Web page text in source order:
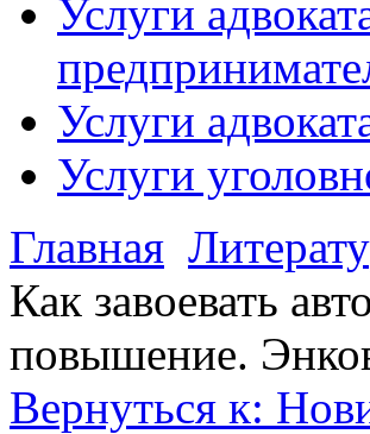
Услуги
Услуги
Услуги
Главная
Как завоевать
повышение.
Вернуться к: